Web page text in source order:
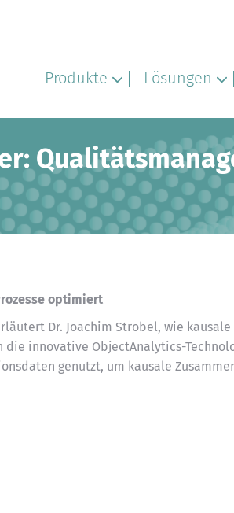
Produkte Lösungen
optimiert
Dr. Joachim Strobel, wie
die innovative ObjectAnalytics-
genutzt, um kausale